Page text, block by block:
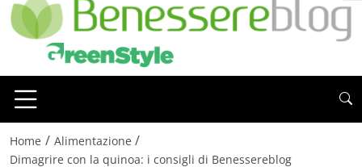
Home / Alimentazione /
Dimagrire con la quinoa: i consigli di Benessereblog